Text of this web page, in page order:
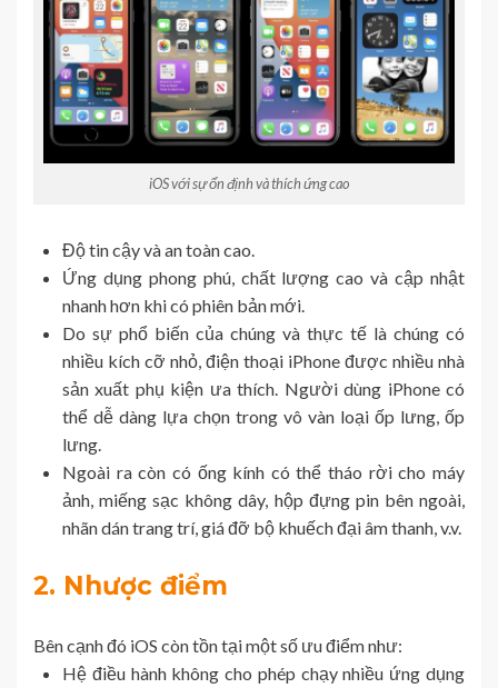
iOS với sự ổn định và thích ứng cao
Độ tin cậy và an toàn cao.
Ứng dụng phong phú, chất lượng cao và cập nhật
nhanh hơn khi có phiên bản mới.
Do sự phổ biến của chúng và thực tế là chúng có
nhiều kích cỡ nhỏ, điện thoại iPhone được nhiều nhà
sản xuất phụ kiện ưa thích. Người dùng iPhone có
thể dễ dàng lựa chọn trong vô vàn loại ốp lưng, ốp
lưng.
Ngoài ra còn có ống kính có thể tháo rời cho máy
ảnh, miếng sạc không dây, hộp đựng pin bên ngoài,
nhãn dán trang trí, giá đỡ bộ khuếch đại âm thanh, v.v.
2. Nhược điểm
Bên cạnh đó iOS còn tồn tại một số ưu điểm như:
Hệ điều hành không cho phép chạy nhiều ứng dụng